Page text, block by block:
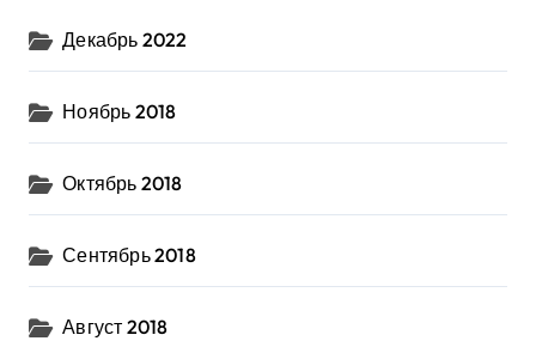
Декабрь 2022
Ноябрь 2018
Октябрь 2018
Сентябрь 2018
Август 2018